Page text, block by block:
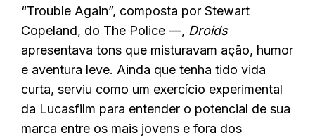
“Trouble Again”, composta por Stewart
Copeland, do The Police —, Droids
apresentava tons que misturavam ação, humor
e aventura leve. Ainda que tenha tido vida
curta, serviu como um exercício experimental
da Lucasfilm para entender o potencial de sua
marca entre os mais jovens e fora dos